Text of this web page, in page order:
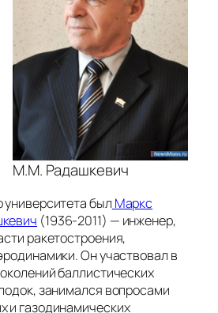
М.М. Радашкевич
университета был Маркс
(1936-2011) — инженер,
ракетостроения,
Он участвовал в
баллистических
занимался вопросами
и газодинамических